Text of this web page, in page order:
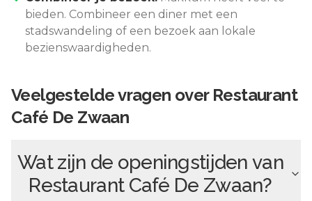
bieden. Combineer een diner met een
stadswandeling of een bezoek aan lokale
bezienswaardigheden.
Veelgestelde vragen over Restaurant
Café De Zwaan
Wat zijn de openingstijden van
Restaurant Café De Zwaan?